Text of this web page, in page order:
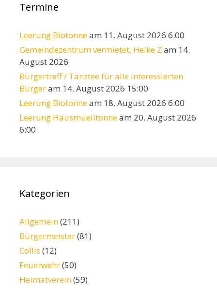
Termine
Leerung Biotonneam 11. August 2026 6:00
Gemeindezentrum vermietet, Heike Z am 14.
August 2026
Bürgertreff / Tanztee für alle interessierten
Bürgeram 14. August 2026 15:00
Leerung Biotonneam 18. August 2026 6:00
Leerung Hausmuelltonneam 20. August 2026
6:00
Kategorien
Allgemein(211)
Bürgermeister(81)
Collis (12)
Feuerwehr(50)
Heimatverein(59)